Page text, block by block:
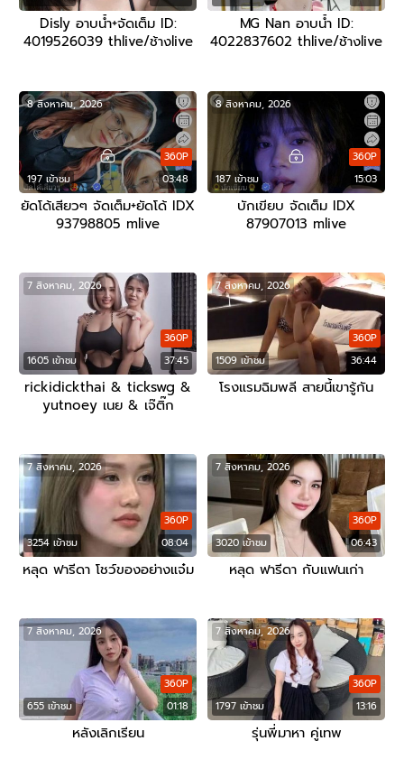
Disly อาบน้ำ+จัดเต็ม ID:
4019526039 thlive/ช้างlive
MG Nan อาบน้ำ ID:
4022837602 thlive/ช้างlive
197 เข้าชม 03:48
360P
8 สิงหาคม, 2026
ยัดโด้เสียวๆ จัดเต็ม+ยัดโด้ IDX
93798805 mlive
187 เข้าชม 15:03
360P
8 สิงหาคม, 2026
บักเขียบ จัดเต็ม IDX
87907013 mlive
1605 เข้าชม 37:45
360P
7 สิงหาคม, 2026
rickidickthai & tickswg &
yutnoey เนย & เจ๊ติ๊ก
1509 เข้าชม 36:44
360P
7 สิงหาคม, 2026
โรงแรมฉิมพลี สายนี้เขารู้กัน
3254 เข้าชม 08:04
360P
7 สิงหาคม, 2026
หลุด ฟารีดา โชว์ของอย่างแจ๋ม
3020 เข้าชม 06:43
360P
7 สิงหาคม, 2026
หลุด ฟารีดา กับแฟนเก่า
655 เข้าชม 01:18
360P
7 สิงหาคม, 2026
หลังเลิกเรียน
1797 เข้าชม 13:16
360P
7 สิงหาคม, 2026
รุ่นพี่มาหา คู่เทพ